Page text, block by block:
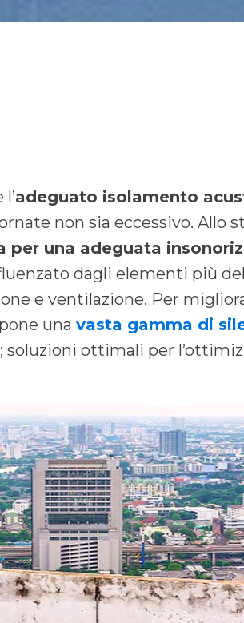
adeguato isolamento
non sia eccessivo. Allo
per una adeguata
dagli elementi più
e ventilazione. Per
una vasta gamma di
; soluzioni ottimali per